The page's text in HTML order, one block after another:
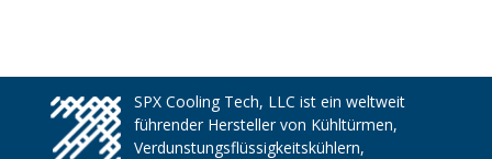
SPX Cooling Tech, LLC ist ein weltweit
führender Hersteller von Kühltürmen,
Verdunstungsflüssigkeitskühlern,